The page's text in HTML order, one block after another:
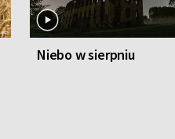
Niebo w sierpniu